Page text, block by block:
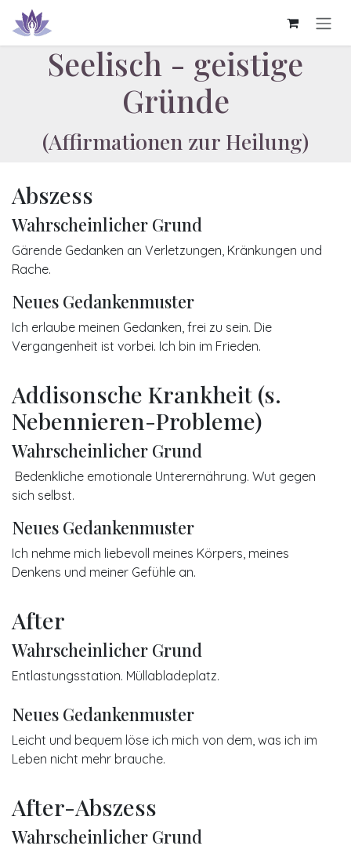
Zum Inhalt springen
Seelisch - geistige
Gründe
(Affirmationen zur Heilung)
Abszess
Wahrscheinlicher Grund
Gärende Gedanken an Verletzungen, Kränkungen und
Rache.
Neues Gedankenmuster
Ich erlaube meinen Gedanken, frei zu sein. Die
Vergangenheit ist vorbei. Ich bin im Frieden.
Addisonsche Krankheit (s.
Nebennieren-Probleme)
Wahrscheinlicher Grund
Bedenkliche emotionale Unterernährung. Wut gegen
sich selbst.
Neues Gedankenmuster
Ich nehme mich liebevoll meines Körpers, meines
Denkens und meiner Gefühle an.
After
Wahrscheinlicher Grund
Entlastungsstation. Müllabladeplatz.
Neues Gedankenmuster
Leicht und bequem löse ich mich von dem, was ich im
Leben nicht mehr brauche.
After-Abszess
Wahrscheinlicher Grund